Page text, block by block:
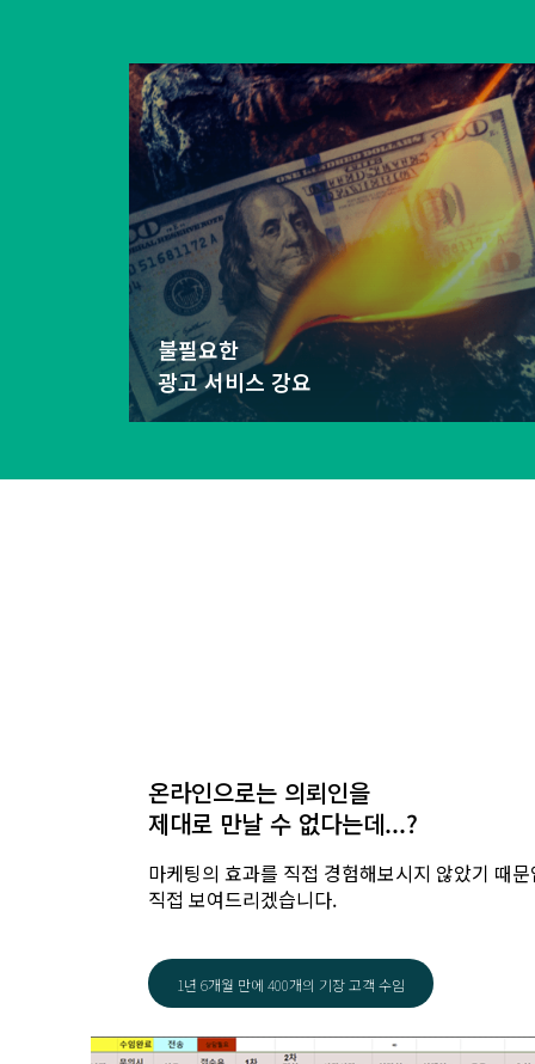
불필요한
광고 서비스 강요
온라인으로는 의뢰인을
제대로 만날 수 없다는데...?
마케팅의 효과를 직접 경험해보시지 않았기 때
직접 보여드리겠습니다.
1년 6개월 만에 400개의 기장 고객 수임